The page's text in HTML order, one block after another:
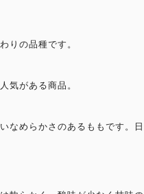
りの品種です。
気がある商品。
なめらかさのあるももです。日